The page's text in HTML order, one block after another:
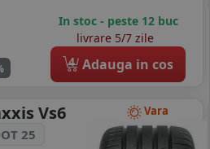
In stoc - peste 12 buc
livrare 5/7 zile
4 Adauga in cos
Vara
Vs6
25